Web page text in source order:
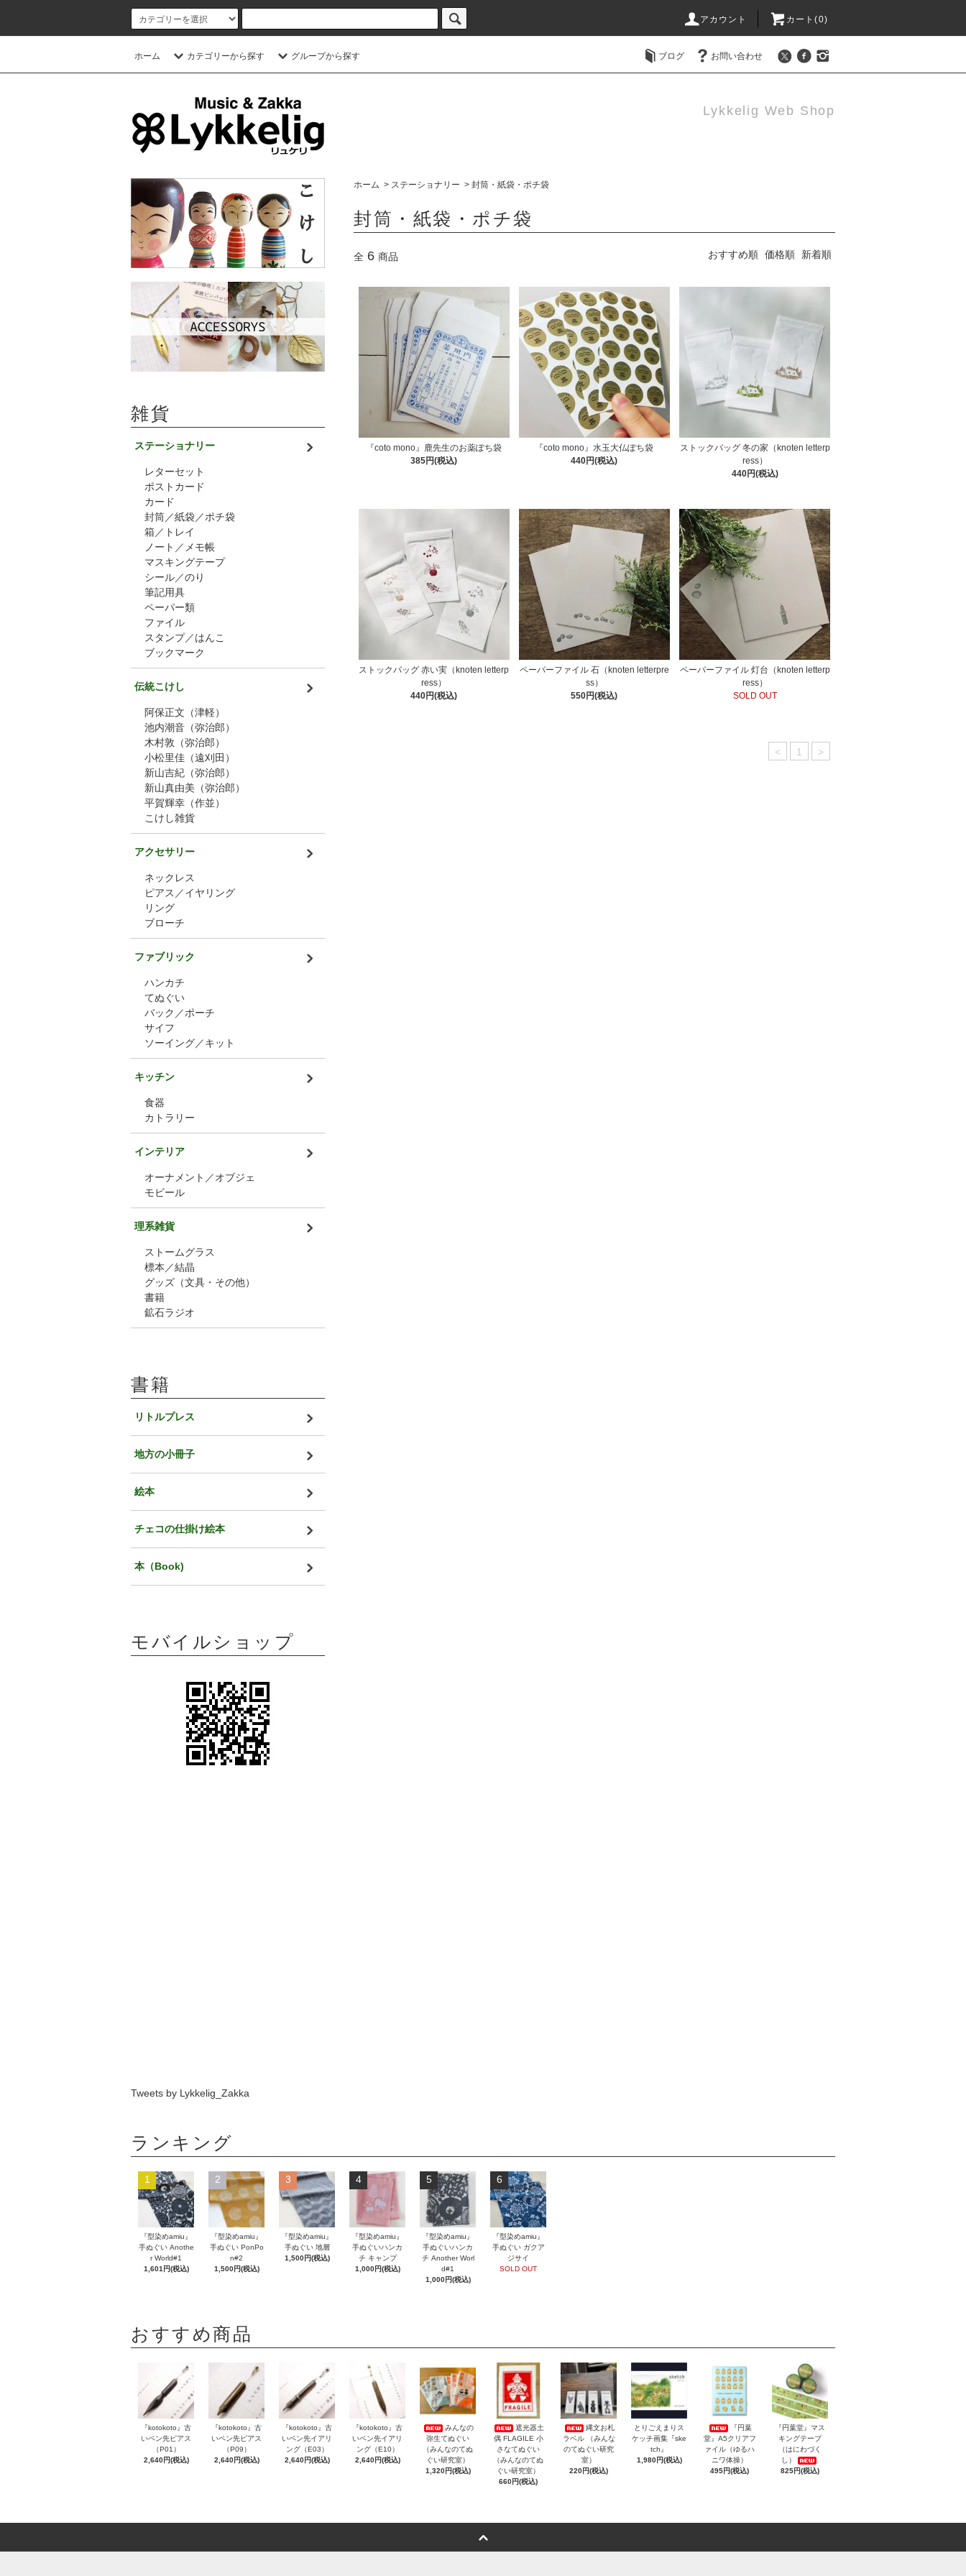
アカウント カート(0)
ホーム カテゴリーから探す グループから探す ブログ お問い合わせ
Lykkelig Web Shop
ホーム > ステーショナリー > 封筒・紙袋・ポチ袋
封筒・紙袋・ポチ袋
全 6 商品 おすすめ順 価格順 新着順
『coto mono』鹿先生のお薬ぽち袋
385円(税込)
『coto mono』水玉大仏ぽち袋
440円(税込)
ストックバッグ 冬の家（knoten letterp
ress）
440円(税込)
ストックバッグ 赤い実（knoten letterp
ress）
440円(税込)
ペーパーファイル 石（knoten letterpre
ss）
550円(税込)
ペーパーファイル 灯台（knoten letterp
ress）
SOLD OUT
< 1 >
雑貨
ステーショナリー
レターセット
ポストカード
カード
封筒／紙袋／ポチ袋
箱／トレイ
ノート／メモ帳
マスキングテープ
シール／のり
筆記用具
ペーパー類
ファイル
スタンプ／はんこ
ブックマーク
伝統こけし
阿保正文（津軽）
池内潮音（弥治郎）
木村敦（弥治郎）
小松里佳（遠刈田）
新山吉紀（弥治郎）
新山真由美（弥治郎）
平賀輝幸（作並）
こけし雑貨
アクセサリー
ネックレス
ピアス／イヤリング
リング
ブローチ
ファブリック
ハンカチ
てぬぐい
バック／ポーチ
サイフ
ソーイング／キット
キッチン
食器
カトラリー
インテリア
オーナメント／オブジェ
モビール
理系雑貨
ストームグラス
標本／結晶
グッズ（文具・その他）
書籍
鉱石ラジオ
書籍
リトルプレス
地方の小冊子
絵本
チェコの仕掛け絵本
本（Book)
モバイルショップ
Tweets by Lykkelig_Zakka
ランキング
1
『型染めamiu』
手ぬぐい Anothe
r World#1
1,601円(税込)
2
『型染めamiu』
手ぬぐい PonPo
n#2
1,500円(税込)
3
『型染めamiu』
手ぬぐい 地層
1,500円(税込)
4
『型染めamiu』
手ぬぐいハンカ
チ キャンプ
1,000円(税込)
5
『型染めamiu』
手ぬぐいハンカ
チ Another Worl
d#1
1,000円(税込)
6
『型染めamiu』
手ぬぐい ガクア
ジサイ
SOLD OUT
おすすめ商品
『kotokoto』古
いペン先ピアス
（P01）
2,640円(税込)
『kotokoto』古
いペン先ピアス
（P09）
2,640円(税込)
『kotokoto』古
いペン先イアリ
ング（E03）
2,640円(税込)
『kotokoto』古
いペン先イアリ
ング（E10）
2,640円(税込)
みんなの
弥生てぬぐい
（みんなのてぬ
ぐい研究室）
1,320円(税込)
遮光器土
偶 FLAGILE 小
さなてぬぐい
（みんなのてぬ
ぐい研究室）
660円(税込)
縄文お札
ラベル （みんな
のてぬぐい研究
室）
220円(税込)
とりごえまりス
ケッチ画集『ske
tch』
1,980円(税込)
『円葉
堂』A5クリアフ
ァイル（ゆるハ
ニワ体操）
495円(税込)
『円葉堂』マス
キングテープ
（はにわづく
し）
825円(税込)